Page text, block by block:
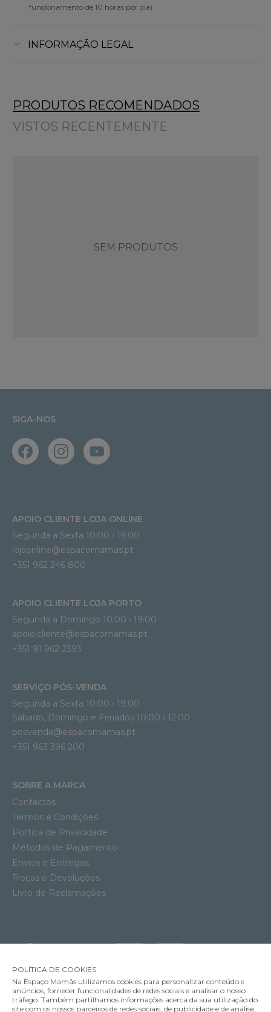
funcionamento de 10 horas por dia)
INFORMAÇÃO LEGAL
PRODUTOS RECOMENDADOS
VISTOS RECENTEMENTE
SEM PRODUTOS
SIGA-NOS
APOIO CLIENTE LOJA ONLINE
Segunda a Sexta 10:00 › 19:00
lojaonline@espacomamas.pt
+351 962 246 800
APOIO CLIENTE LOJA PORTO
Segunda a Domingo 10:00 › 19:00
apoio.cliente@espacomamas.pt
+351 91 962 2393
SERVIÇO PÓS-VENDA
Segunda a Sexta 10:00 › 19:00
Sábado, Domingo e Feriados 10:00 › 12:00
posvenda@espacomamas.pt
+351 963 396 200
SOBRE A MARCA
Contactos
Termos e Condições
Política de Privacidade
Métodos de Pagamento
Envios e Entregas
Trocas e Devoluções
Livro de Reclamações
POLÍTICA DE COOKIES
Na Espaço Mamãs utilizamos cookies para personalizar conteúdo e
anúncios, fornecer funcionalidades de redes sociais e analisar o nosso
tráfego. Também partilhamos informações acerca da sua utilização do
site com os nossos parceiros de redes sociais, de publicidade e de análise,